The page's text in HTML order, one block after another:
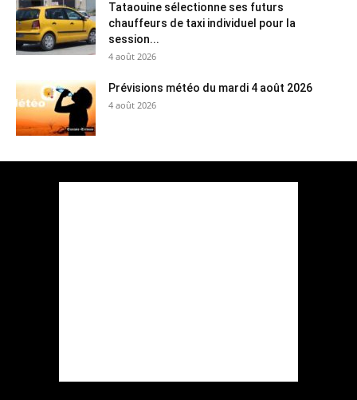
Tataouine sélectionne ses futurs
chauffeurs de taxi individuel pour la
session...
4 août 2026
Prévisions météo du mardi 4 août 2026
4 août 2026